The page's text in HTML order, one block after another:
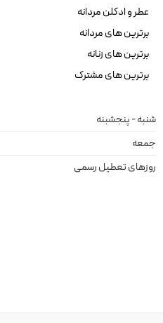
عطر و ادکلن مردانه
برترین های مردانه
برترین های زنانه
برترین های مشترک
شنبه - پنجشبنه
جمعه
روزهای تعطیل رسمی